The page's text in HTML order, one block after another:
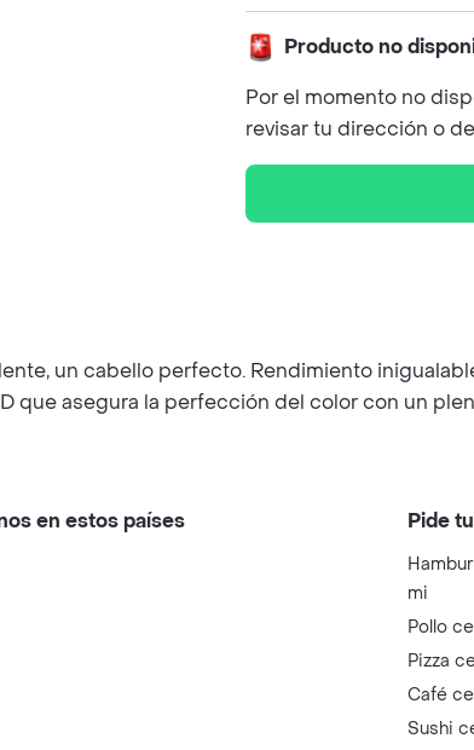
Producto no
Por el momento no
revisar tu dirección o
un cabello perfecto. Rendimiento
que asegura la perfección del color con un
en estos países Pide
mi
Pollo
Pizza
Café
Sushi